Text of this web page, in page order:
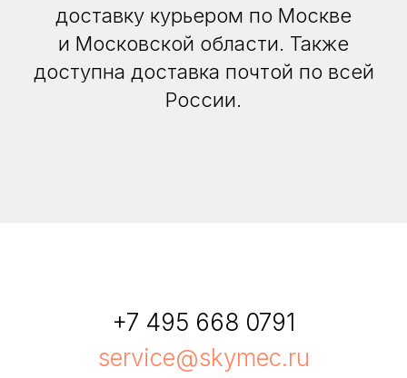
доставку курьером по Москве
и Московской области. Также
доступна доставка почтой по всей
России.
+7 495 668 0791
service@skymec.ru